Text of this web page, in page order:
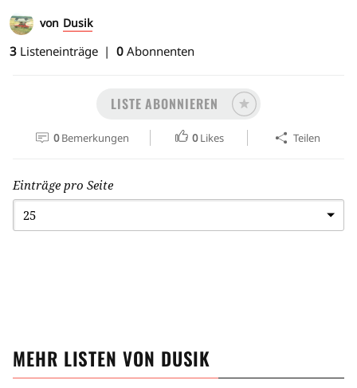
von Dusik
3 Listeneinträge 0 Abonnenten
LISTE ABONNIEREN
0 Bemerkungen 0 Likes Teilen
Einträge pro Seite
MEHR LISTEN VON DUSIK